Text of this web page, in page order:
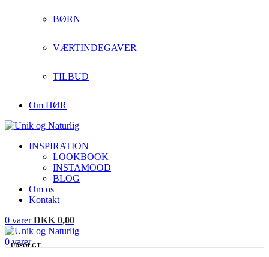
BØRN
VÆRTINDEGAVER
TILBUD
Om HØR
INSPIRATION
LOOKBOOK
INSTAMOOD
BLOG
Om os
Kontakt
0 varer DKK 0,00
0varer
UDSOLGT